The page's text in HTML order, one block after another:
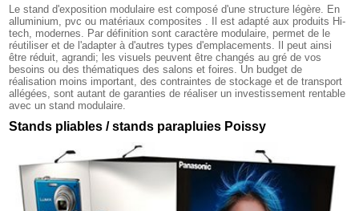
Le stand d'exposition modulaire est composé d'une structure légère. En
alluminium, pvc ou matériaux composites . Il est adapté aux produits Hi-
tech, modernes. Par définition sont caractère modulaire, permet de le
réutiliser et de l'adapter à d'autres types d'emplacements. Il peut ainsi
être réduit, agrandi; les visuels peuvent être changés au gré de vos
besoins ou des thématiques des salons et foires. Un budget de
réalisation moins important, des contraintes de stockage et de transport
allégées, sont autant de garanties de réaliser un investissement rentable
avec un stand modulaire.
Stands pliables / stands parapluies Poissy